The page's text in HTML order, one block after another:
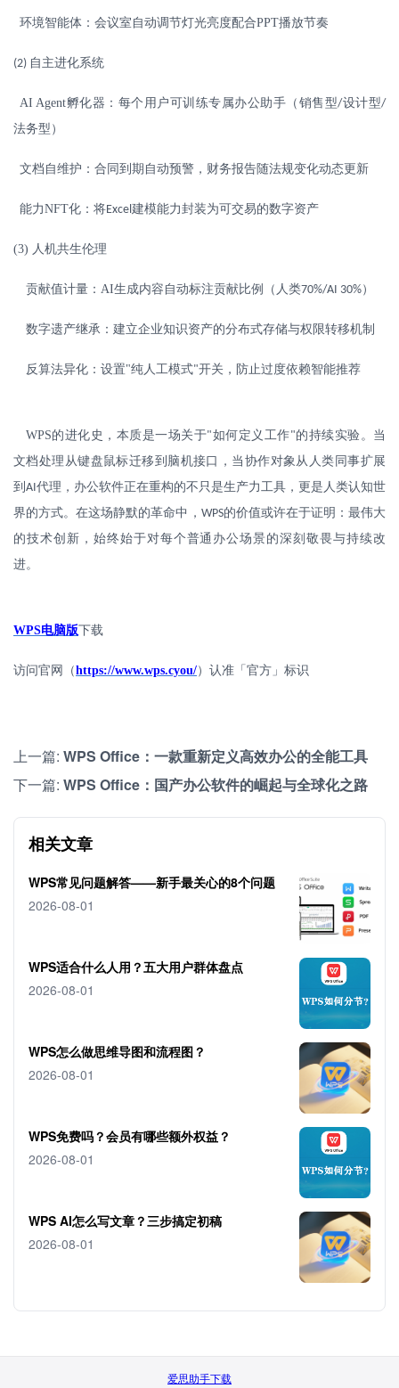
环境智能体：会议室自动调节灯光亮度配合PPT播放节奏
(2) 自主进化系统
AI Agent孵化器：每个用户可训练专属办公助手（销售型/设计型/
法务型）
文档自维护：合同到期自动预警，财务报告随法规变化动态更新
能力NFT化：将Excel建模能力封装为可交易的数字资产
(3) 人机共生伦理
贡献值计量： AI生成内容自动标注贡献比例（人类70%/AI 30%）
数字遗产继承：建立企业知识资产的分布式存储与权限转移机制
反算法异化：设置"纯人工模式"开关，防止过度依赖智能推荐
WPS的进化史，本质是一场关于"如何定义工作"的持续实验。当
文档处理从键盘鼠标迁移到脑机接口，当协作对象从人类同事扩展
到 AI代理，办公软件正在重构的不只是生产力工具，更是人类认知世
界的方式。在这场静默的革命中， WPS的价值或许在于证明：最伟大
的技术创新，始终始于对每个普通办公场景的深刻敬畏与持续改
进。
WPS电脑版下载
访问官网（https://www.wps.cyou/）认准「官方」标识
上一篇: WPS Office：一款重新定义高效办公的全能工具
下一篇: WPS Office：国产办公软件的崛起与全球化之路
相关文章
WPS常见问题解答——新手最关心的8个问题
2026-08-01
WPS适合什么人用？五大用户群体盘点
2026-08-01
WPS怎么做思维导图和流程图？
2026-08-01
WPS免费吗？会员有哪些额外权益？
2026-08-01
WPS AI怎么写文章？三步搞定初稿
2026-08-01
爱思助手下载